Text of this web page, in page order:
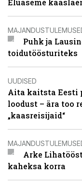
Eluaseme
Puhk ja
toidutöösturiteks
UUDISED
Aita kaitsta Eesti
loodust – ära too
„kaasreisijaid“
Arke
kaheksa korra